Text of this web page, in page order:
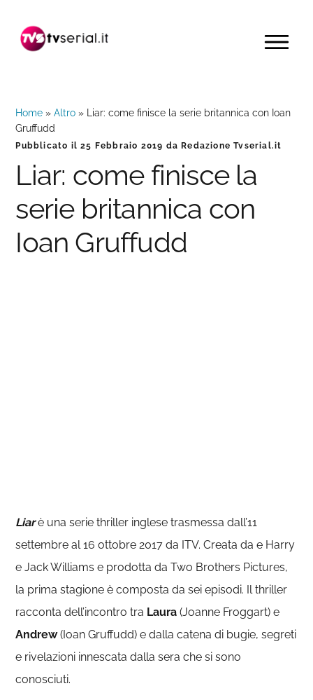
navigazione
contenuto
barra
MENU
Home »Altro »
Liar: come finisce la serie britannica con Ioan
Gruffudd
Pubblicato il25 Febbraio 2019 da Redazione Tvserial.it
Liar: come finisce la
serie britannica con
Ioan Gruffudd
Liarè una serie thriller inglese trasmessa dall’11
settembre al 16 ottobre 2017 da ITV. Creata da e Harry
e Jack Williams e prodotta da Two Brothers Pictures,
la prima stagione è composta da sei episodi. Il thriller
racconta dell’incontro tra Laura (Joanne Froggart) e
Andrew(Ioan Gruffudd) e dalla catena di bugie, segreti
e rivelazioni innescata dalla sera che si sono
conosciuti.